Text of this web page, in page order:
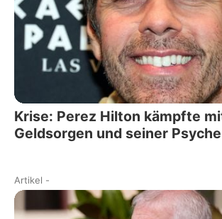
Krise: Perez Hilton kämpfte
Geldsorgen und seiner Psyche
Artikel -